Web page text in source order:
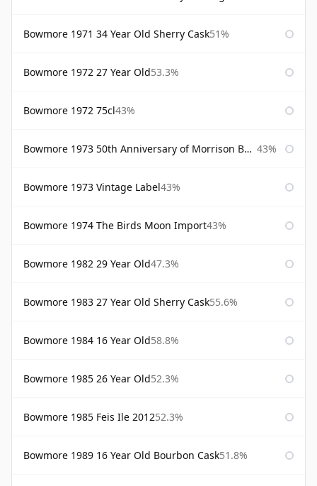
Bowmore 1971 34 Year Old Sherry Cask51%
Bowmore 1972 27 Year Old53.3%
Bowmore 1972 75cl43%
Bowmore 1973 50th Anniversary of Morrison Bowmore 43%
Bowmore 1973 Vintage Label43%
Bowmore 1974 The Birds Moon Import43%
Bowmore 1982 29 Year Old47.3%
Bowmore 1983 27 Year Old Sherry Cask55.6%
Bowmore 1984 16 Year Old58.8%
Bowmore 1985 26 Year Old52.3%
Bowmore 1985 Feis Ile 201252.3%
Bowmore 1989 16 Year Old Bourbon Cask51.8%